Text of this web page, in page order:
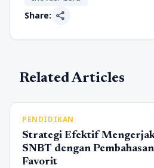
Share: share
Related Articles
PENDIDIKAN
Strategi Efektif
SNBT dengan
Favorit